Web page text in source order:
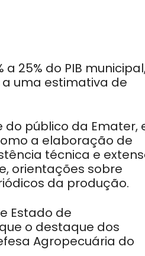
25% do PIB
uma estimativa de
público da Emater,
a elaboração de
técnica e
orientações sobre
da produção.
Estado de
o destaque dos
Agropecuária do